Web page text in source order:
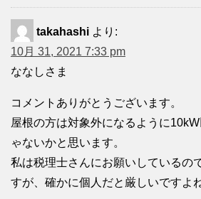
takahashi より:
10月 31, 2021 7:33 pm
ななしさま
コメントありがとうございます。
屋根の方は対象外になるように
ゃないかと思います。
私は税理士さんにお願いしているの
すが、確かに個人だと厳しいですよ